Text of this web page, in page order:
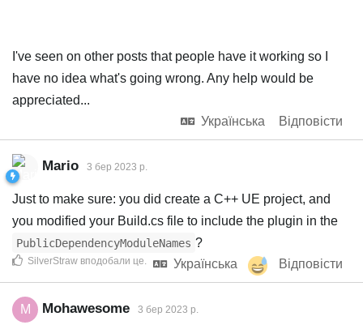
I've seen on other posts that people have it working so I
have no idea what's going wrong. Any help would be
appreciated...
Українська
Відповісти
Mario 3 бер 2023 р.
Just to make sure: you did create a C++ UE project, and
you modified your Build.cs file to include the plugin in the
PublicDependencyModuleNames ?
Українська
Відповісти
SilverStraw вподобали це
M Mohawesome 3 бер 2023 р.